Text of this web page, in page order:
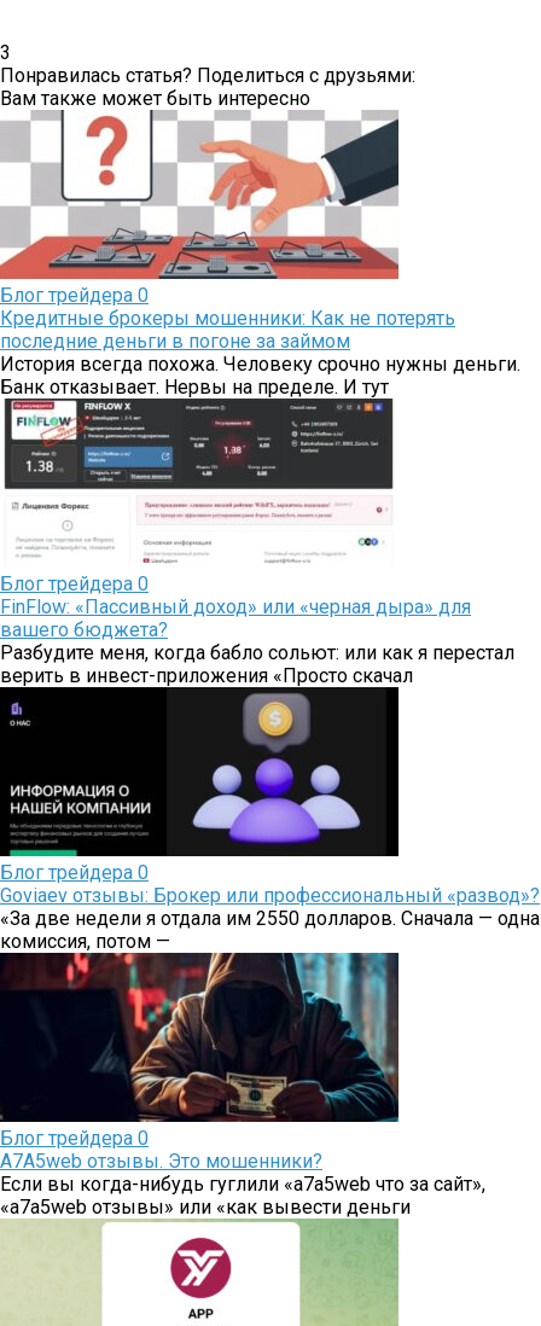
3
Понравилась статья? Поделиться с друзьями:
Вам также может быть интересно
Блог трейдера 0
Кредитные брокеры мошенники: Как не потерять
последние деньги в погоне за займом
История всегда похожа. Человеку срочно нужны деньги.
Банк отказывает. Нервы на пределе. И тут
Блог трейдера 0
FinFlow: «Пассивный доход» или «черная дыра» для
вашего бюджета?
Разбудите меня, когда бабло сольют: или как я перестал
верить в инвест-приложения «Просто скачал
Блог трейдера 0
Goviaev отзывы: Брокер или профессиональный «развод»?
«За две недели я отдала им 2550 долларов. Сначала — одна
комиссия, потом —
Блог трейдера 0
A7A5web отзывы. Это мошенники?
Если вы когда-нибудь гуглили «a7a5web что за сайт»,
«a7a5web отзывы» или «как вывести деньги